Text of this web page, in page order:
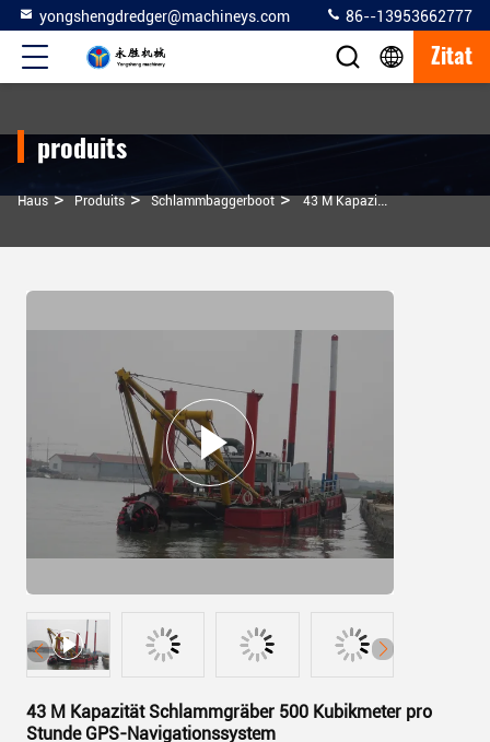
yongshengdredger@machineys.com 86--13953662777
Zitat
produits
Haus > Produits > Schlammbaggerboot > 43 M Kapazität Schlammgräber 500 Kubikmeter Pro Stunde GPS-Navigationssystem
43 M Kapazität Schlammgräber 500 Kubikmeter pro
Stunde GPS-Navigationssystem